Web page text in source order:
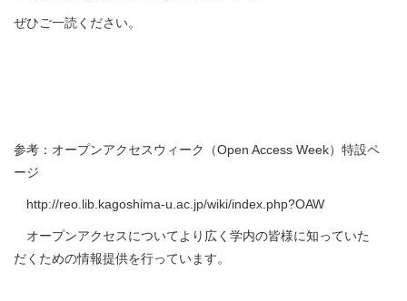
ぜひご一読ください。
参考：オープンアクセスウィーク（Open Access Week）特設ペ
ージ
http://reo.lib.kagoshima-u.ac.jp/wiki/index.php?OAW
オープンアクセスについてより広く学内の皆様に知っていた
だくための情報提供を行っています。